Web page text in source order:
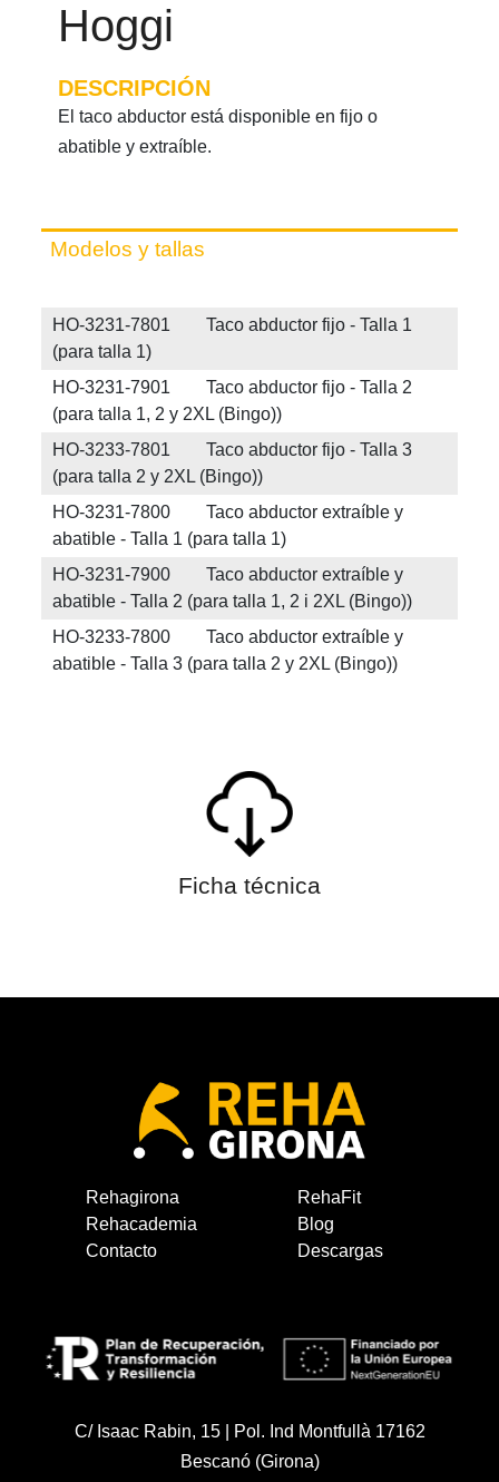
Hoggi
DESCRIPCIÓN
El taco abductor está disponible en fijo o
abatible y extraíble.
Modelos y tallas
HO-3231-7801 Taco abductor fijo - Talla 1
(para talla 1)
HO-3231-7901 Taco abductor fijo - Talla 2
(para talla 1, 2 y 2XL (Bingo))
HO-3233-7801 Taco abductor fijo - Talla 3
(para talla 2 y 2XL (Bingo))
HO-3231-7800 Taco abductor extraíble y
abatible - Talla 1 (para talla 1)
HO-3231-7900 Taco abductor extraíble y
abatible - Talla 2 (para talla 1, 2 i 2XL (Bingo))
HO-3233-7800 Taco abductor extraíble y
abatible - Talla 3 (para talla 2 y 2XL (Bingo))
Ficha técnica
Rehagirona
RehaFit
Rehacademia
Blog
Contacto
Descargas
C/ Isaac Rabin, 15 | Pol. Ind Montfullà 17162
Bescanó (Girona)